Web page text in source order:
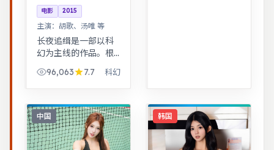
电影 2015
主演： 胡歌、汤唯 等
长夜追缉是一部以科
幻为主线的作品。根
据真实事件改编，纪
实感强，表演克制而
富有张力。科幻设定
下探讨亲情与记忆，
视觉风格鲜明，节奏
张弛有度。
96,063 7.7 科幻
中国 韩国